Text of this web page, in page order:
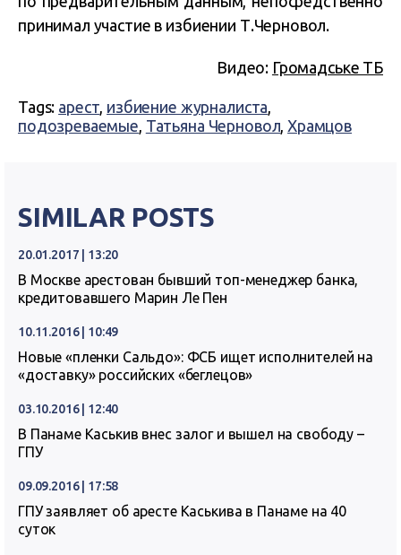
принимал участие в избиении Т.Черновол.
Видео: Громадське ТБ
Tags: арест, избиение журналиста,
подозреваемые, Татьяна Черновол,Храмцов
SIMILAR POSTS
20.01.2017 | 13:20
В Москве арестован бывший топ-менеджер банка,
кредитовавшего Марин Ле Пен
10.11.2016 | 10:49
Новые «пленки Сальдо»: ФСБ ищет исполнителей на
«доставку» российских «беглецов»
03.10.2016 | 12:40
В Панаме Каськив внес залог и вышел на свободу –
ГПУ
09.09.2016 | 17:58
ГПУ заявляет об аресте Каськива в Панаме на 40
суток